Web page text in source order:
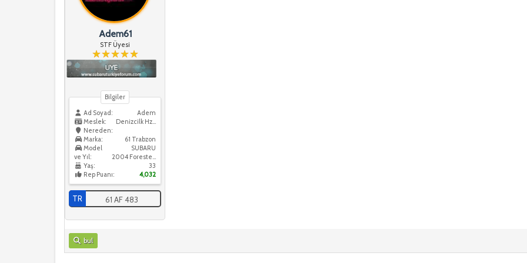
Adem61
STF Üyesi
Bilgiler
Ad Soyad:
Adem
Meslek:
Denizcilk Hzmtleri
Nereden:
61 Trabzon
Marka:
SUBARU
Model
ve Yıl:
2004 Forester XT
Yaş:
33
Rep Puanı:
4,032
TR 61 AF 483
bul